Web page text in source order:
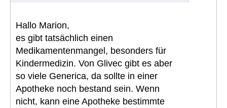
Hallo Marion,
es gibt tatsächlich einen
Medikamentenmangel, besonders für
Kindermedizin. Von Glivec gibt es aber
so viele Generica, da sollte in einer
Apotheke noch bestand sein. Wenn
nicht, kann eine Apotheke bestimmte